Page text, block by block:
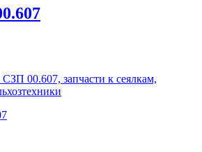
00.607, запчасти к сеялкам,